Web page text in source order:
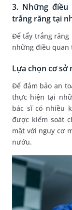
3. Những
trắng răng tại
Để tẩy trắng răng
những điều quan
Lựa chọn cơ sở
Để đảm bảo an
thực hiện tại
bác sĩ có nhiều
được kiểm soát
mặt với nguy cơ
nướu.